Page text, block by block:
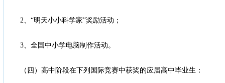
2、“明天小小科学家”奖励活动；
3、全国中小学电脑制作活动。
（四）高中阶段在下列国际竞赛中获奖的应届高中毕业生：